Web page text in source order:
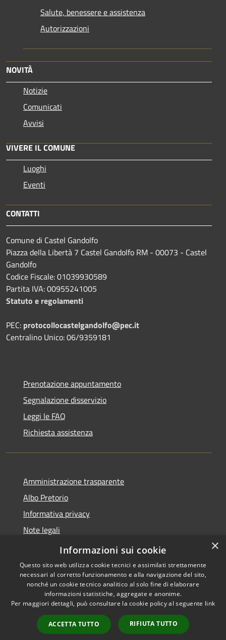
Salute, benessere e assistenza
Autorizzazioni
NOVITÀ
Notizie
Comunicati
Avvisi
VIVERE IL COMUNE
Luoghi
Eventi
CONTATTI
Comune di Castel Gandolfo
Piazza della Libertà 7 Castel Gandolfo RM - 00073 - Castel
Gandolfo
Codice Fiscale: 01039930589
Partita IVA: 00955241005
Statuto e regolamenti
PEC: protocollocastelgandolfo@pec.it
Centralino Unico: 06/9359181
Prenotazione appuntamento
Segnalazione disservizio
Leggi le FAQ
Richiesta assistenza
Amministrazione trasparente
Albo Pretorio
Informativa privacy
Note legali
Dichiarazione di accessibilità
Accessibilità
Copyright © 2026 • Comune di
Castel Gandolfo • Powered by
Municipium•
Accesso
redazione
×
Informazioni sui cookie
Questo sito web utilizza cookie tecnici e assimilati strettamente
necessari al corretto funzionamento e alla navigazione del sito,
nonché un cookie tecnico analitico al solo fine di elaborare
informazioni statistiche, aggregate e anonime.
Per maggiori dettagli, può consultare la cookie policy al seguente link
ACCETTA TUTTO RIFIUTA TUTTO